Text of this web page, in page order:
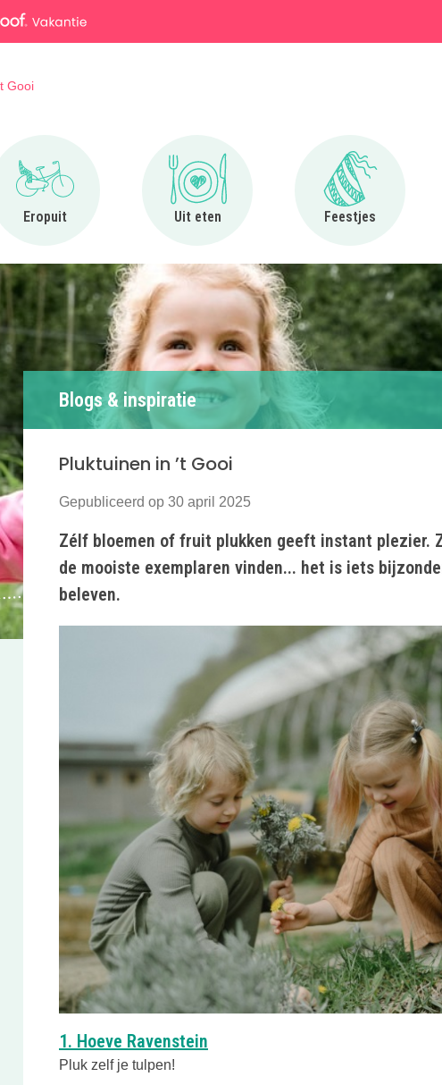
Gooi
Eropuit
Ga naar Eropuit
Uit eten
Ga naar Uit eten
Feestjes
Ga naar
Blogs & inspiratie
Pluktuinen in ’t Gooi
Gepubliceerd op 30 april 2025
Zélf bloemen of fruit plukken geeft instant plezier.
de mooiste exemplaren vinden... het is iets
beleven.
1. Hoeve Ravenstein
Pluk zelf je tulpen!